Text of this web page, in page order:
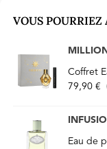
VOUS POURRIEZ
Coffret
79,90 €
Eau de